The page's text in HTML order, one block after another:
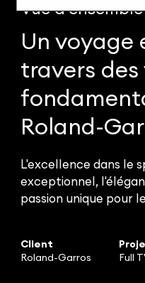
Vue d'ensemble
Un voyage
travers des
Roland-
L'excellence dans le
exceptionnel,
passion unique pour
Client
Roland-Garros
Full